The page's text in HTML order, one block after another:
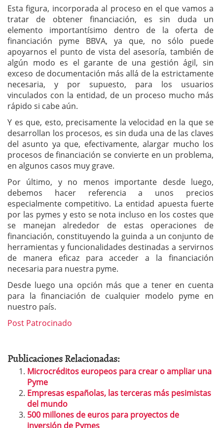
Esta figura, incorporada al proceso en el que vamos a
tratar de obtener financiación, es sin duda un
elemento importantísimo dentro de la oferta de
financiación pyme BBVA, ya que, no sólo puede
apoyarnos el punto de vista del asesoría, también de
algún modo es el garante de una gestión ágil, sin
exceso de documentación más allá de la estrictamente
necesaria, y por supuesto, para los usuarios
vinculados con la entidad, de un proceso mucho más
rápido si cabe aún.
Y es que, esto, precisamente la velocidad en la que se
desarrollan los procesos, es sin duda una de las claves
del asunto ya que, efectivamente, alargar mucho los
procesos de financiación se convierte en un problema,
en algunos casos muy grave.
Por último, y no menos importante desde luego,
debemos hacer referencia a unos precios
especialmente competitivo. La entidad apuesta fuerte
por las pymes y esto se nota incluso en los costes que
se manejan alrededor de estas operaciones de
financiación, constituyendo la guinda a un conjunto de
herramientas y funcionalidades destinadas a servirnos
de manera eficaz para acceder a la financiación
necesaria para nuestra pyme.
Desde luego una opción más que a tener en cuenta
para la financiación de cualquier modelo pyme en
nuestro país.
Post Patrocinado
Publicaciones Relacionadas:
Microcréditos europeos para crear o ampliar una
Pyme
Empresas españolas, las terceras más pesimistas
del mundo
500 millones de euros para proyectos de
inversión de Pymes